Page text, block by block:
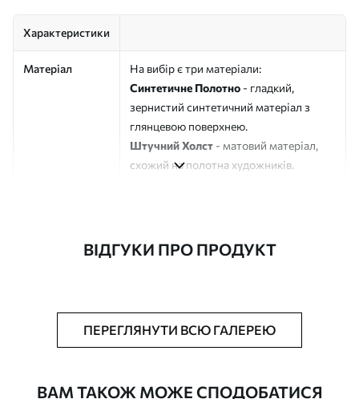
Характеристики
Матеріал
На вибір є три матеріали:
Синтетичне Полотно - гладкий,
зернистий синтетичний матеріал з
глянцевою поверхнею.
Штучний Холст - матовий матеріал,
схожий на полотна художників.
Додатково Можна додати лакове покриття.
ВІДГУКИ ПРО ПРОДУКТ
ПЕРЕГЛЯНУТИ ВСЮ ГАЛЕРЕЮ
ВАМ ТАКОЖ МОЖЕ СПОДОБАТИСЯ